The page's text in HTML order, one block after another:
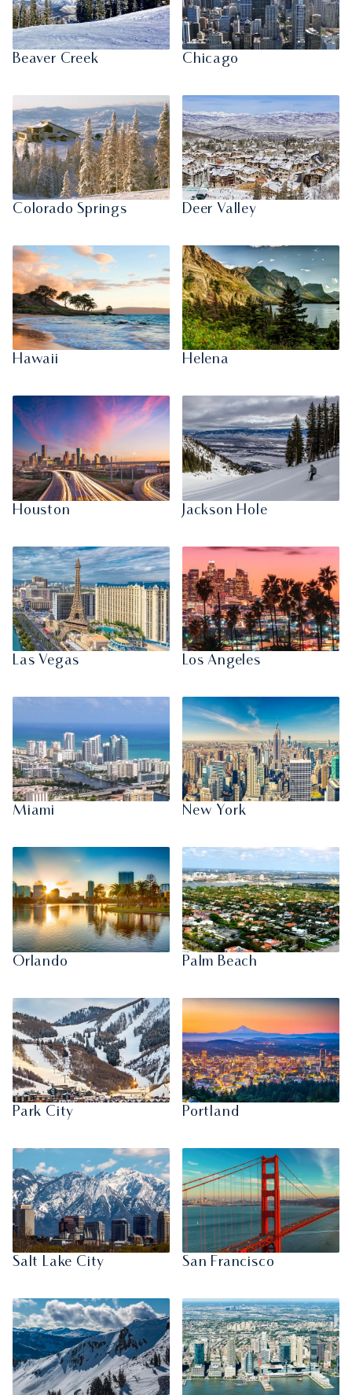
Beaver Creek Chicago
Colorado Springs Deer Valley
Hawaii Helena
Houston Jackson Hole
Las Vegas Los Angeles
Miami New York
Orlando Palm Beach
Park City Portland
Salt Lake City San Francisco